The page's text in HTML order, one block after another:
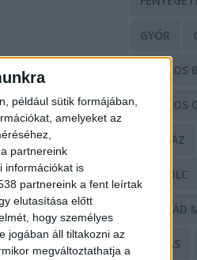
például sütik formájában,
amelyeket az
partnereink
információkat is
partnereink a fent leírtak
elutasítása előtt
hogy személyes
jogában áll tiltakozni az
megváltoztathatja a
GYŐR
HALÁLOS
HALÁLOS
KÓRHÁZ
MISKOLC
NÓGRÁD
RABLÁS